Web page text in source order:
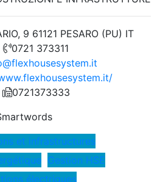
9 61121 PESARO (PU) IT
0721 373311
0721373333
et infrastructures
Gestion HSE
électriques